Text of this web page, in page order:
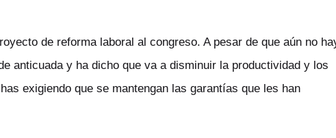
de reforma laboral al congreso. A pesar de que aún no
anticuada y ha dicho que va a disminuir la productividad y los
exigiendo que se mantengan las garantías que les han